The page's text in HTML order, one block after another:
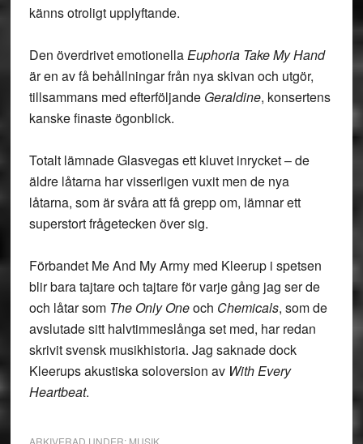
känns otroligt upplyftande.
Den överdrivet emotionellaEuphoria Take My Hand
är en av få behållningar från nya skivan och utgör,
tillsammans med efterföljande Geraldine, konsertens
kanske finaste ögonblick.
Totalt lämnade Glasvegas ett kluvet inrycket – de
äldre låtarna har visserligen vuxit men de nya
låtarna, som är svåra att få grepp om, lämnar ett
superstort frågetecken över sig.
Förbandet Me And My Army med Kleerup i spetsen
blir bara tajtare och tajtare för varje gång jag ser de
och låtar som The Only Oneoch Chemicals, som de
avslutade sitt halvtimmeslånga set med, har redan
skrivit svensk musikhistoria. Jag saknade dock
Kleerups akustiska soloversion av With Every
Heartbeat.
ARKIVERAD UNDER: MUSIK